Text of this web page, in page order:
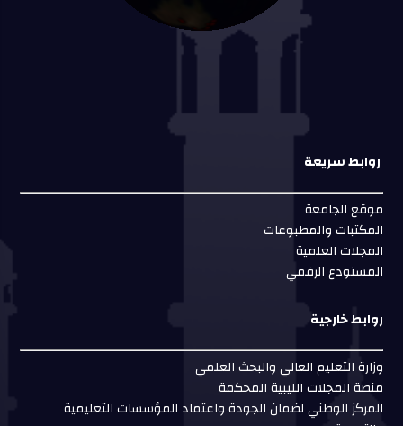
روابط سريعة
موقع الجامعة
المكتبات والمطبوعات
المجلات العلمية
المستودع الرقمي
روابط خارجية
وزارة التعليم العالي والبحث العلمي
منصة المجلات الليبية المحكمة
المركز الوطني لضمان الجودة واعتماد المؤسسات التعليمية